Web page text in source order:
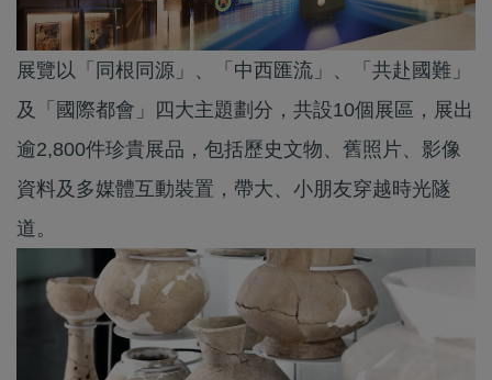
展覽以「同根同源」、「中西匯流」、「共赴國難」
及「國際都會」四大主題劃分，共設10個展區，展出
逾2,800件珍貴展品，包括歷史文物、舊照片、影像
資料及多媒體互動裝置，帶大、小朋友穿越時光隧
道。